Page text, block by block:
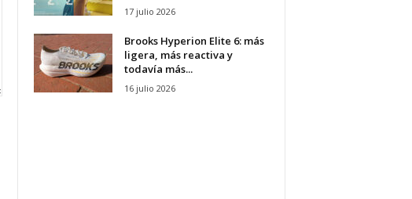
17 julio 2026
Brooks Hyperion Elite 6: más
ligera, más reactiva y
todavía más...
16 julio 2026